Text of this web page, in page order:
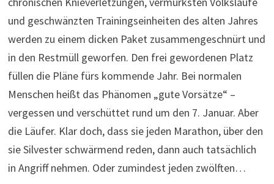
und geschwänzten Trainingseinheiten des alten Jahres
werden zu einem dicken Paket zusammengeschnürt und
in den Restmüll geworfen. Den frei gewordenen Platz
füllen die Pläne fürs kommende Jahr. Bei normalen
Menschen heißt das Phänomen „gute Vorsätze“ –
vergessen und verschüttet rund um den 7. Januar. Aber
die Läufer. Klar doch, dass sie jeden Marathon, über den
sie Silvester schwärmend reden, dann auch tatsächlich
in Angriff nehmen. Oder zumindest jeden zwölften…